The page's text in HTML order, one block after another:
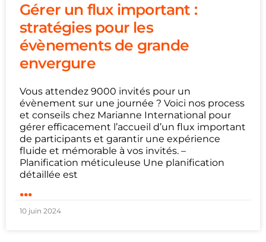
Gérer un flux important :
stratégies pour les
évènements de grande
envergure
Vous attendez 9000 invités pour un
évènement sur une journée ? Voici nos process
et conseils chez Marianne International pour
gérer efficacement l’accueil d’un flux important
de participants et garantir une expérience
fluide et mémorable à vos invités. –
Planification méticuleuse Une planification
détaillée est
...
10 juin 2024